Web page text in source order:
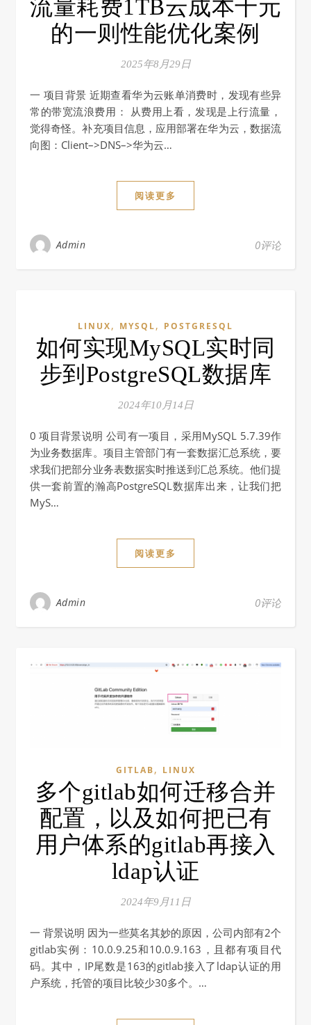
流量耗费1TB云成本千元
的一则性能优化案例
2025年8月29日
一 项目背景 近期查看华为云账单消费时，发现有些异
常的带宽流浪费用： 从费用上看，发现是上行流量，
觉得奇怪。补充项目信息，应用部署在华为云，数据流
向图：Client–>DNS–>华为云…
阅读更多
Admin 0评论
LINUX, MYSQL, POSTGRESQL
如何实现MySQL实时同
步到PostgreSQL数据库
2024年10月14日
0 项目背景说明 公司有一项目，采用MySQL 5.7.39作
为业务数据库。项目主管部门有一套数据汇总系统，要
求我们把部分业务表数据实时推送到汇总系统。他们提
供一套前置的瀚高PostgreSQL数据库出来，让我们把
MyS…
阅读更多
Admin 0评论
GITLAB, LINUX
多个gitlab如何迁移合并
配置，以及如何把已有
用户体系的gitlab再接入
ldap认证
2024年9月11日
一 背景说明 因为一些莫名其妙的原因，公司内部有2个
gitlab实例：10.0.9.25和10.0.9.163，且都有项目代
码。其中，IP尾数是163的gitlab接入了ldap认证的用
户系统，托管的项目比较少30多个。…